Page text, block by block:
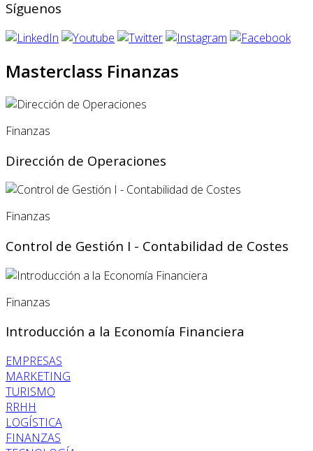
Síguenos
Masterclass Finanzas
Finanzas
Dirección de Operaciones
Finanzas
Control de Gestión I - Contabilidad de Costes
Finanzas
Introducción a la Economía Financiera
EMPRESAS
MARKETING
TURISMO
RRHH
LOGÍSTICA
FINANZAS